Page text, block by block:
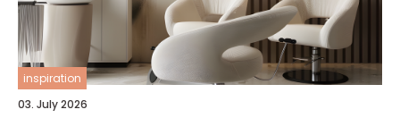
inspiration
03. July 2026